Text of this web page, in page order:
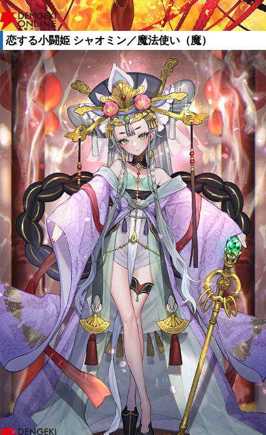
恋する小闘姫 シャオミン／魔法使い（魔）